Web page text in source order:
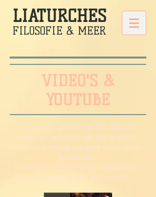
LIATURCHES
FILOSOFIE & MEER
VIDEO'S &
YOUTUBE
Op diverse plekken op het web zijn
video's en opnames van mij te vinden.
Het meest recent zijn twee video-series
op YouTube:
EEN FLUTFILOSOOF GEEFT ANTWOORD
HEDONISME VOOR BEGINNERS